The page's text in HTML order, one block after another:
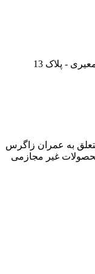
- پلاک 13
به عمران زاگرس
غیر مجازمی